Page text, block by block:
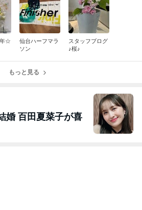
☆
仙台ハーフマラ
ソン
スタッフブログ
♪桜♪
もっと見る
婚 百田夏菜子が喜